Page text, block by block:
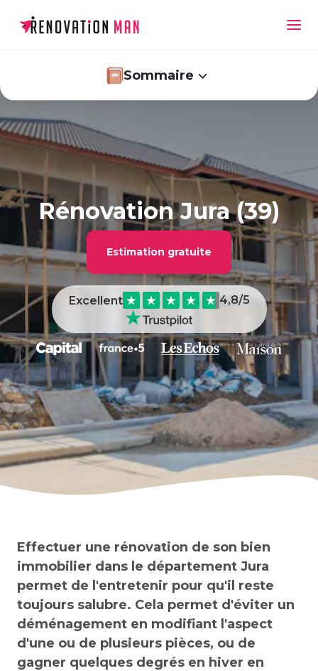
Rénovation Jura (39)
Estimation gratuite
Excellent 4,8/5
Sommaire
Quel est le budget à envisager pour faire
rénover sa maison dans le département Jura ?
Rénovation Jura : ce que vous avez à y gagner
Faire rénover son bien immobilier dans le
département Jura : les différentes étapes
Effectuer une rénovation de son bien
immobilier dans le département Jura
permet de l'entretenir pour qu'il reste
toujours salubre. Cela permet d'éviter un
déménagement en modifiant l'aspect
d'une ou de plusieurs pièces, ou de
gagner quelques degrés en hiver en